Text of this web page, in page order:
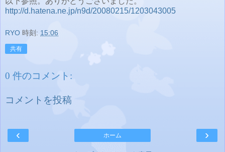
http://d.hatena.ne.jp/n9d/20080215/1203043005
RYO 時刻: 15:06
共有
0 件のコメント:
コメントを投稿
‹ ›
ホーム